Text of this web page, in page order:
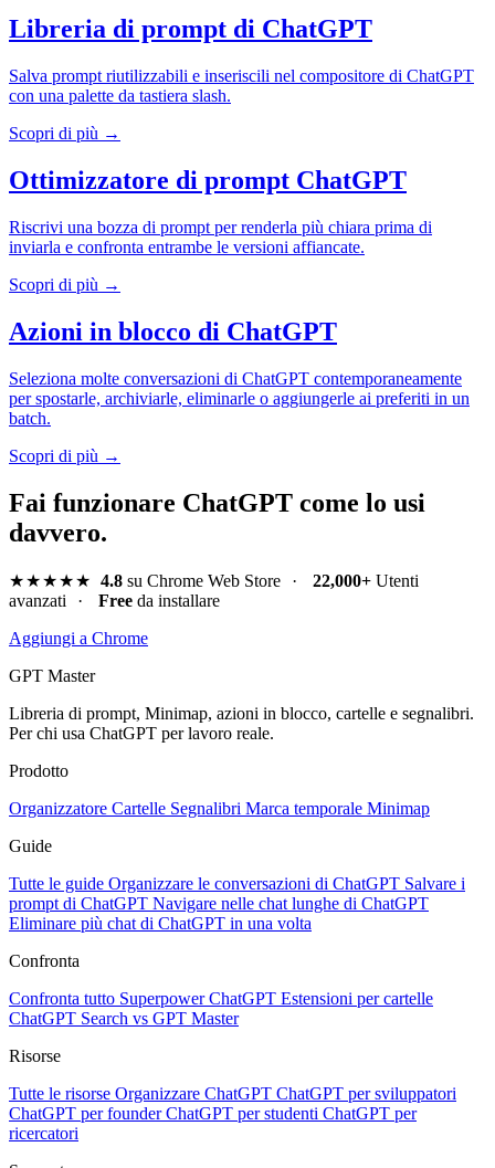
Libreria di prompt di ChatGPT
Salva prompt riutilizzabili e inseriscili nel compositore di ChatGPT
con una palette da tastiera slash.
Scopri di più →
Ottimizzatore di prompt ChatGPT
Riscrivi una bozza di prompt per renderla più chiara prima di
inviarla e confronta entrambe le versioni affiancate.
Scopri di più →
Azioni in blocco di ChatGPT
Seleziona molte conversazioni di ChatGPT contemporaneamente
per spostarle, archiviarle, eliminarle o aggiungerle ai preferiti in un
batch.
Scopri di più →
Fai funzionare ChatGPT come lo usi
davvero.
★★★★★ 4.8su Chrome Web Store · 22,000+Utenti
avanzati
· Free da installare
Aggiungi a Chrome
GPT Master
Libreria di prompt, Minimap, azioni in blocco, cartelle e segnalibri.
Per chi usa ChatGPT per lavoro reale.
Prodotto
Organizzatore Cartelle Segnalibri Marca temporale Minimap
Guide
Tutte le guide Organizzare le conversazioni di ChatGPT Salvare i
prompt di ChatGPT Navigare nelle chat lunghe di ChatGPT
Eliminare più chat di ChatGPT in una volta
Confronta
Confronta tutto Superpower ChatGPT Estensioni per cartelle
ChatGPT Search vs GPT Master
Risorse
Tutte le risorse Organizzare ChatGPT ChatGPT per sviluppatori
ChatGPT per founderChatGPT per studenti ChatGPT per
ricercatori